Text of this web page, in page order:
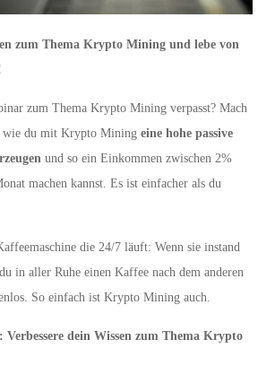
zum Thema Krypto Mining und lebe von
zum Thema Krypto Mining verpasst? Mach
wie du mit Krypto Mining eine hohe passive
und so ein Einkommen zwischen 2%
machen kannst. Es ist einfacher als du
die 24/7 läuft: Wenn sie instand
in aller Ruhe einen Kaffee nach dem anderen
So einfach ist Krypto Mining auch.
Verbessere dein Wissen zum Thema Krypto